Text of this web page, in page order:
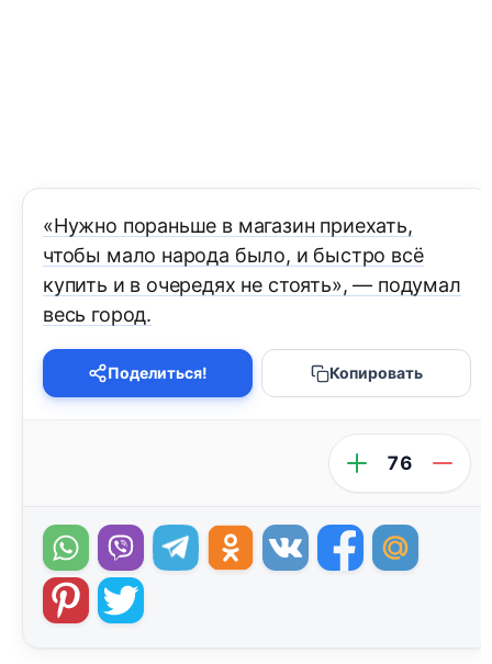
«Нужно пораньше в магазин приехать,
чтобы мало народа было, и быстро всё
купить и в очередях не стоять», — подумал
весь город.
Поделиться! Копировать
76